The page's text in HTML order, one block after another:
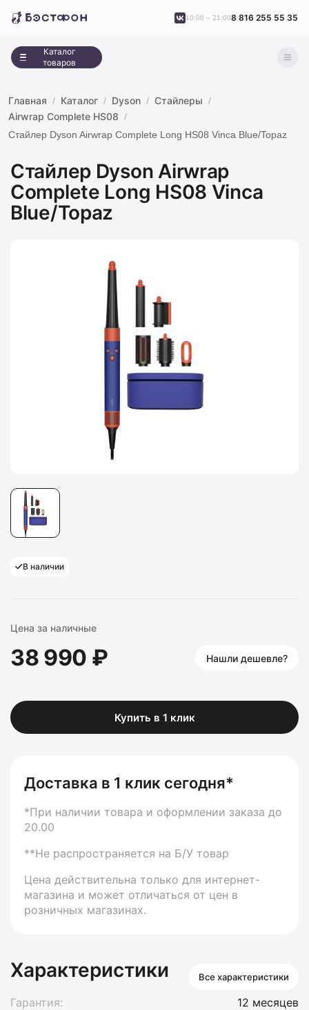
Каталог
товаров
10:00 – 21:008 816 255 55 35
Главная Каталог Dyson
Стайлеры
Airwrap Complete HS08
Стайлер Dyson Airwrap Complete Long HS08 Vinca Blue/Topaz
Стайлер Dyson Airwrap
Complete Long HS08 Vinca
Blue/Topaz
В наличии
Цена за наличные
38 990 ₽ Нашли дешевле?
Купить в 1 клик
Доставка в 1 клик сегодня*
*При наличии товара и оформлении заказа до
20.00
**Не распространяется на Б/У товар
Цена действительна только для интернет-
магазина и может отличаться от цен в
розничных магазинах.
Характеристики Все характеристики
Гарантия: 12 месяцев